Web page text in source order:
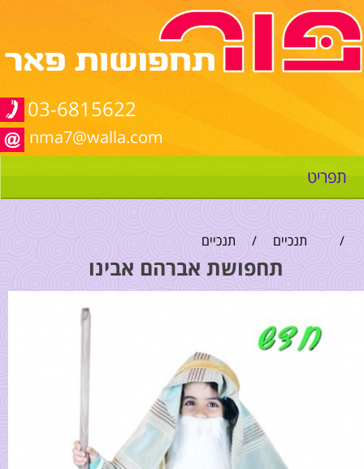
03-6815622
nma7@walla.com
תפריט
/ תנכיים / תנכיים
תחפושת אברהם אבינו